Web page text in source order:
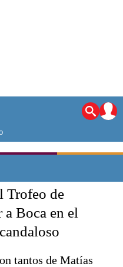
Alta
Olímpico
Sur
Trofeo de
a Boca en el
tantos de Matías